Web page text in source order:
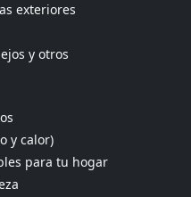
exteriores
y otros
y calor)
para tu hogar